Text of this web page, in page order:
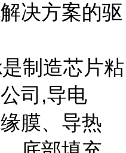
决方案的驱
制造芯片粘
司,导电
膜、导热